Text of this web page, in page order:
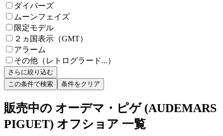
ダイバーズ
ムーンフェイズ
限定モデル
２ヵ国表示（GMT）
アラーム
その他（レトログラード...）
さらに絞り込む
この条件で検索
条件をクリア
販売中の オーデマ・ピゲ (AUDEMARS
PIGUET) オフショア 一覧